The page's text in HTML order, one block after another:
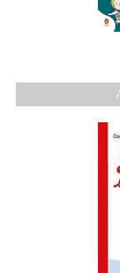
¿QUIÉN
MI CUENTA